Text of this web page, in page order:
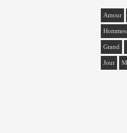
Amour
Hommes
Grand
Jour